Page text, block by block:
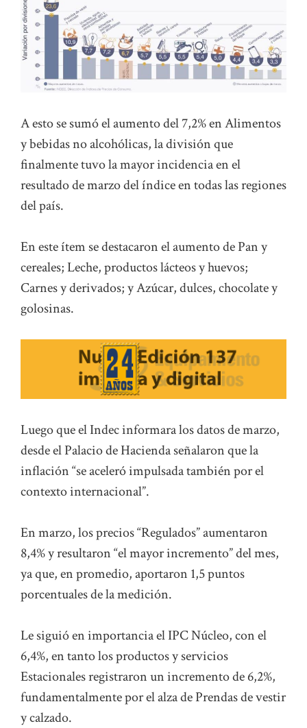
A esto se sumó el aumento del 7,2% en Alimentos
y bebidas no alcohólicas, la división que
finalmente tuvo la mayor incidencia en el
resultado de marzo del índice en todas las regiones
del país.
En este ítem se destacaron el aumento de Pan y
cereales; Leche, productos lácteos y huevos;
Carnes y derivados; y Azúcar, dulces, chocolate y
golosinas.
Luego que el Indec informara los datos de marzo,
desde el Palacio de Hacienda señalaron que la
inflación “se aceleró impulsada también por el
contexto internacional”.
En marzo, los precios “Regulados” aumentaron
8,4% y resultaron “el mayor incremento” del mes,
ya que, en promedio, aportaron 1,5 puntos
porcentuales de la medición.
Le siguió en importancia el IPC Núcleo, con el
6,4%, en tanto los productos y servicios
Estacionales registraron un incremento de 6,2%,
fundamentalmente por el alza de Prendas de vestir
y calzado.